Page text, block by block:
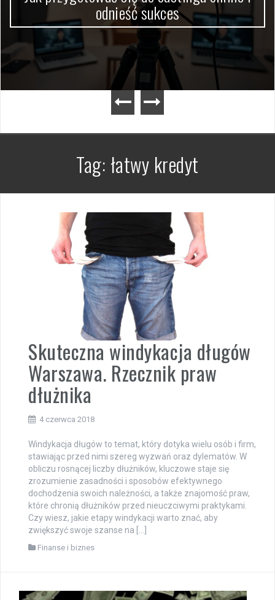
odnieść sukces
Tag: łatwy kredyt
Skuteczna windykacja długów
Warszawa. Rzecznik praw
dłużnika
4 czerwca 2018
Windykacja długów to temat, który dotyka wielu osób i firm,
stawiając przed nimi szereg wyzwań oraz dylematów. W
obliczu rosnącej liczby dłużników, kluczowe staje się
zrozumienie zasadności i sposobów efektywnego
dochodzenia swoich należności, a także znajomość praw,
które chronią dłużników przed nieuczciwymi praktykami.
Czy wiesz, jakie etapy windykacji warto znać, aby
zwiększyć swoje szanse na […]
Finanse i biznes